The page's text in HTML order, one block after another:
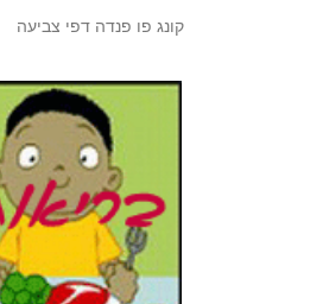
קונג פו פנדה דפי צביעה